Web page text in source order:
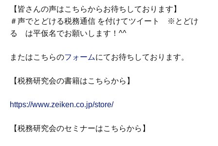
【皆さんの声はこちらからお待ちしております】
＃声でとどける税務通信 を付けてツイート ※とどけ
る は平仮名でお願いします！^^
またはこちらのフォームにてお待ちしております。
【税務研究会の書籍はこちらから】
https://www.zeiken.co.jp/store/
【税務研究会のセミナーはこちらから】